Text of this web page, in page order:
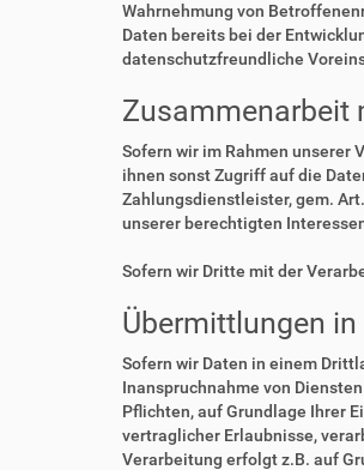
Wahrnehmung von
Daten bereits bei der
datenschutzfreundliche
Zusammenarbeit
Sofern wir im Rahmen unserer
ihnen sonst Zugriff auf die
Zahlungsdienstleister, gem.
unserer berechtigten
Sofern wir Dritte mit der
Übermittlungen
Sofern wir Daten in einem
Inanspruchnahme von
Pflichten, auf Grundlage Ihrer
vertraglicher Erlaubnisse,
Verarbeitung erfolgt z.B. auf